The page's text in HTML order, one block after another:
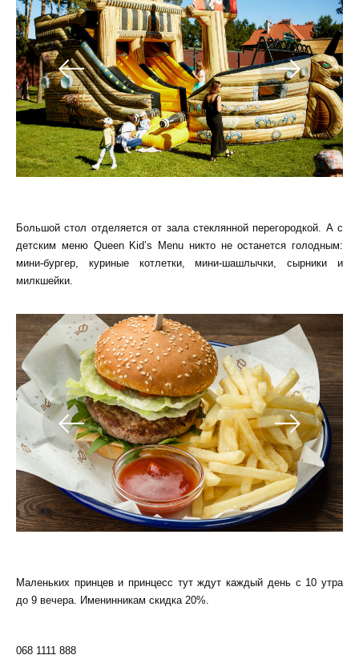
Большой стол отделяется от зала стеклянной перегородкой. А с
детским меню Queen Kid’s Menu никто не останется голодным:
мини-бургер, куриные котлетки, мини-шашлычки, сырники и
милкшейки.
Маленьких принцев и принцесс тут ждут каждый день с 10 утра
до 9 вечера. Именинникам скидка 20%.
068 1111 888